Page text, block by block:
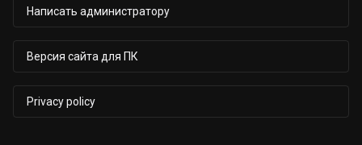
Написать администратору
Версия сайта для ПК
Privacy policy